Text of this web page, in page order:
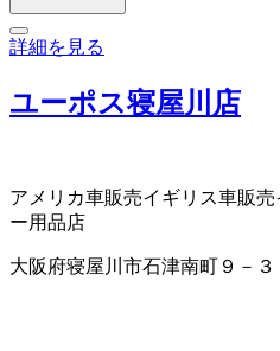
詳細を見る
ユーポス寝屋川店
アメリカ車販売イギリス車販売
ー用品店
大阪府寝屋川市石津南町９－３